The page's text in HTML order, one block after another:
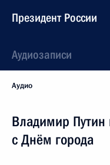
Президент России
Аудиозаписи
Аудио
Владимир Путин
с Днём города